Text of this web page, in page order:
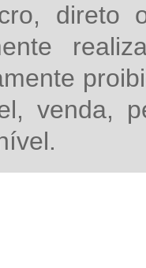
direto
venda,